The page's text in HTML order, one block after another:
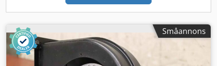
Småannons